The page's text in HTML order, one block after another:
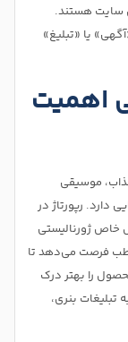
سایت هستند.
یا «تبلیغ»
اهمیت
موسیقی
رپورتاژ در
خاص ژورنالیستی
فرصت می‌دهد تا
را بهتر درک
تبلیغات بنری،